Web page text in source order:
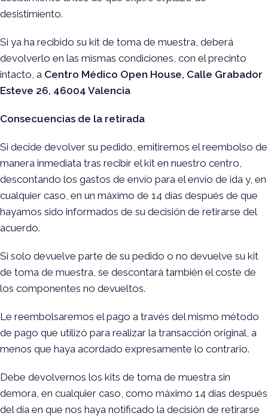
desistimiento.
Si ya ha recibido su kit de toma de muestra, deberá
devolverlo en las mismas condiciones, con el precinto
intacto, a Centro Médico Open House, Calle Grabador
Esteve 26, 46004 Valencia
Consecuencias de la retirada
Si decide devolver su pedido, emitiremos el reembolso de
manera inmediata tras recibir el kit en nuestro centro,
descontando los gastos de envío para el envío de ida y, en
cualquier caso, en un máximo de 14 días después de que
hayamos sido informados de su decisión de retirarse del
acuerdo.
Si solo devuelve parte de su pedido o no devuelve su kit
de toma de muestra, se descontará también el coste de
los componentes no devueltos.
Le reembolsaremos el pago a través del mismo método
de pago que utilizó para realizar la transacción original, a
menos que haya acordado expresamente lo contrario.
Debe devolvernos los kits de toma de muestra sin
demora, en cualquier caso, como máximo 14 días después
del día en que nos haya notificado la decisión de retirarse